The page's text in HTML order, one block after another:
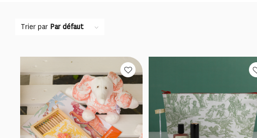
Trier par Par défaut